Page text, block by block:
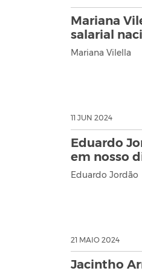
Mariana
salarial
Mariana Vilella
11 JUN 2024
Eduardo
em nosso
Eduardo Jordão
21 MAIO 2024
Jacintho